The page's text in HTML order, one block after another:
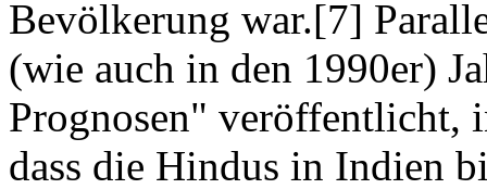
Bevölkerung war.[7]
(wie auch in den 1990er)
Prognosen" veröffentlicht,
dass die Hindus in Indien